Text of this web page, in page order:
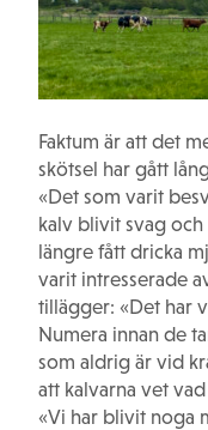
Faktum är att det
skötsel har gått
«Det som varit
kalv blivit svag
längre fått dricka
varit intresserade
tillägger: «Det har
Numera innan de
som aldrig är vid
att kalvarna vet
«Vi har blivit noga